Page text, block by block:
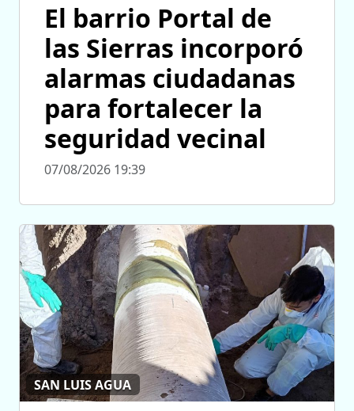
El barrio Portal de
las Sierras incorporó
alarmas ciudadanas
para fortalecer la
seguridad vecinal
07/08/2026 19:39
SAN LUIS AGUA